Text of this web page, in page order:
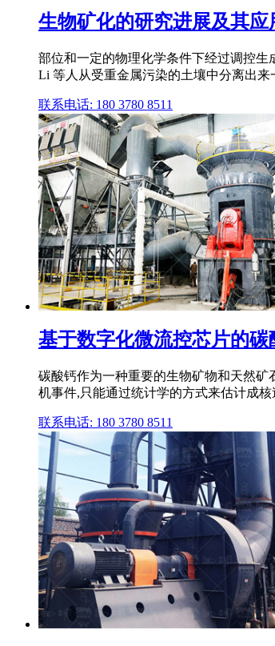
生物矿化的研究进展及其应
部位和一定的物理化学条件下经过调控生
Li 等人从受重金属污染的土壤中分离出来
联系电话: 180 3780 8511
基于数字化微流控芯片的
碳酸钙作为一种重要的生物矿物和天然
机事件,只能通过统计学的方式来估计成
联系电话: 180 3780 8511